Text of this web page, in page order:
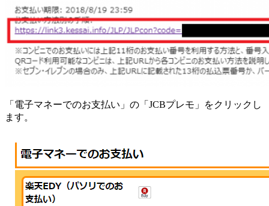
「電子マネーでのお支払い」の「JCBプレモ」をクリックし
ます。